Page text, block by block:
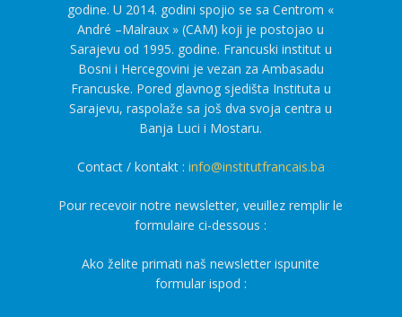
godine. U 2014. godini spojio se sa Centrom «
André –Malraux » (CAM) koji je postojao u
Sarajevu od 1995. godine. Francuski institut u
Bosni i Hercegovini je vezan za Ambasadu
Francuske. Pored glavnog sjedišta Instituta u
Sarajevu, raspolaže sa još dva svoja centra u
Banja Luci i Mostaru.
Contact / kontakt : info@institutfrancais.ba
Pour recevoir notre newsletter, veuillez remplir le
formulaire ci-dessous :
Ako želite primati naš newsletter ispunite
formular ispod :